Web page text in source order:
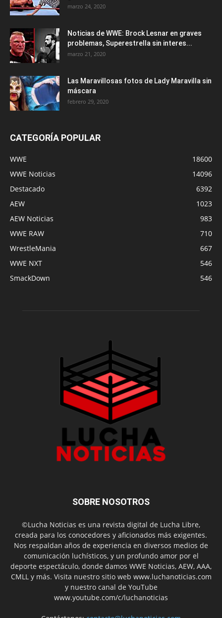
marzo 24, 2020
Noticias de WWE: Brock Lesnar en graves
problemas, Superestrella sin interes...
marzo 21, 2020
Las Maravillosas fotos de Lady Maravilla sin
máscara
febrero 29, 2020
CATEGORÍA POPULAR
WWE
18600
WWE Noticias
14096
Destacado
6392
AEW
1023
AEW Noticias
983
WWE RAW
710
WrestleMania
667
WWE NXT
546
SmackDown
546
SOBRE NOSOTROS
©Lucha Noticias es una revista digital de Lucha Libre,
creada para los conocedores y aficionados más exigentes.
Nos respaldan años de experiencia en diversos medios de
comunicación luchísticos, y un profundo amor por el
deporte espectáculo, donde damos WWE Noticias, AEW, AAA,
CMLL y más. Visita nuestro sitio web www.luchanoticias.com
y nuestro canal de YouTube
www.youtube.com/c/luchanoticias